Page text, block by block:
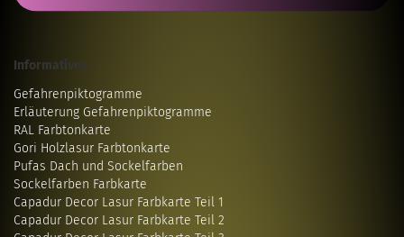
Informatives...
Gefahrenpiktogramme
Erläuterung Gefahrenpiktogramme
RAL Farbtonkarte
Gori Holzlasur Farbtonkarte
Pufas Dach und Sockelfarben
Sockelfarben Farbkarte
Capadur Decor Lasur Farbkarte Teil 1
Capadur Decor Lasur Farbkarte Teil 2